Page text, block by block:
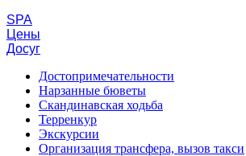
SPA
Цены
Досуг
Достопримечательности
Нарзанные бюветы
Скандинавская ходьба
Терренкур
Экскурсии
Организация трансфера, вызов такси